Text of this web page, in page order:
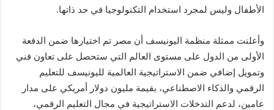
الأطفال وليس لمجرد استخدام التكنولوجيا في حد ذاتها.
وأعلنت ممثلة منظمة اليونيسف أن مصر تم اختيارها ضمن الدفعة
الأولى من الدول على مستوى العالم التي ستحصل على تعاون فني
وتمويل إضافي ضمن الاستراتيجية العالمية لليونيسف للتعليم
الرقمي والذكاء الاصطناعي، بقيمة مليون دولار أمريكي على مدار
عامين، لدعم التدخلات الاستراتيجية في مجال التعليم الرقمي،